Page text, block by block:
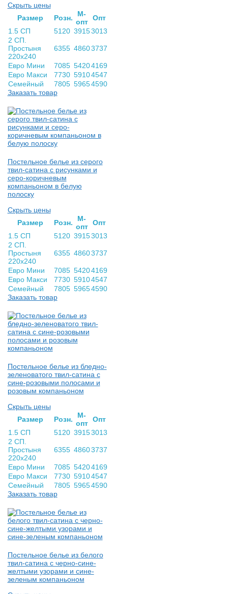
Скрыть цены
Раз­мер
Розн.
М-
опт Опт
1.5 СП
5120 39153013
2 СП.
Простыня
220х240
6355 48603737
Евро Мини 7085 54204169
Евро Макси
7730 59104547
Семейный
7805 59654590
Заказать товар
Постельное белье из серого
твил-сатина с рисунками и
серо-коричневым
компаньоном в белую
полоску
Скрыть цены
Раз­мер
Розн.
М-
опт Опт
1.5 СП
5120 39153013
2 СП.
Простыня
220х240
6355 48603737
Евро Мини 7085 54204169
Евро Макси
7730 59104547
Семейный
7805 59654590
Заказать товар
Постельное белье из бледно-
зеленоватого твил-сатина с
сине-розовыми полосами и
розовым компаньоном
Скрыть цены
Раз­мер
Розн.
М-
опт Опт
1.5 СП
5120 39153013
2 СП.
Простыня
220х240
6355 48603737
Евро Мини 7085 54204169
Евро Макси
7730 59104547
Семейный
7805 59654590
Заказать товар
Постельное белье из белого
твил-сатина с черно-сине-
желтыми узорами и сине-
зеленым компаньоном